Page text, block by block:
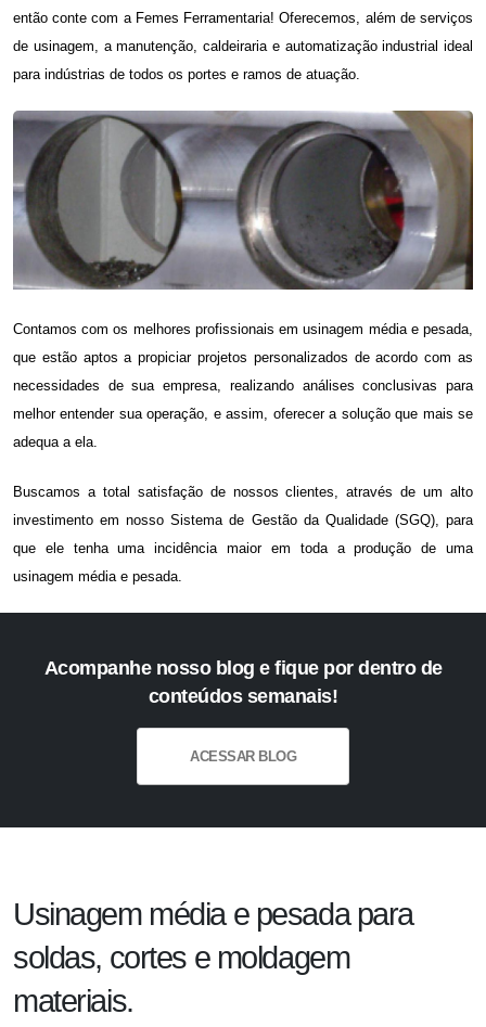
então conte com a Femes Ferramentaria! Oferecemos, além de serviços
de usinagem, a manutenção, caldeiraria e automatização industrial ideal
para indústrias de todos os portes e ramos de atuação.
Contamos com os melhores profissionais emusinagem média e pesada,
que estão aptos a propiciar projetos personalizados de acordo com as
necessidades de sua empresa, realizando análises conclusivas para
melhor entender sua operação, e assim, oferecer a solução que mais se
adequa a ela.
Buscamos a total satisfação de nossos clientes, através de um alto
investimento em nosso Sistema de Gestão da Qualidade (SGQ), para
que ele tenha uma incidência maior em toda a produção de uma
usinagem média e pesada.
Acompanhe nosso blog e fique por dentro de
conteúdos semanais!
ACESSAR BLOG
Usinagem média e pesada para
soldas, cortes e moldagem
materiais.